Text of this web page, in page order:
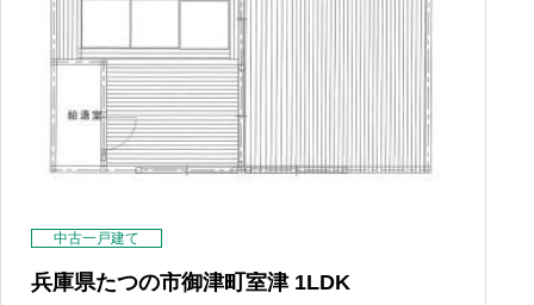
中古一戸建て
兵庫県たつの市御津町室津 1LDK